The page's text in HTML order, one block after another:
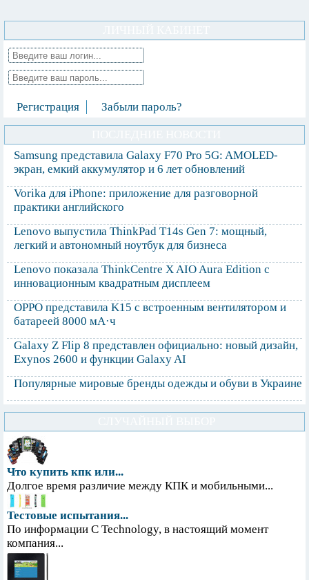
Регистрация Забыли пароль?
Samsung представила Galaxy F70 Pro 5G: AMOLED-
экран, емкий аккумулятор и 6 лет обновлений
Vorika для iPhone: приложение для разговорной
практики английского
Lenovo выпустила ThinkPad T14s Gen 7: мощный,
легкий и автономный ноутбук для бизнеса
Lenovo показала ThinkCentre X AIO Aura Edition с
инновационным квадратным дисплеем
OPPO представила K15 с встроенным вентилятором и
батареей 8000 мА·ч
Galaxy Z Flip 8 представлен официально: новый дизайн,
Exynos 2600 и функции Galaxy AI
Популярные мировые бренды одежды и обуви в Украине
Что купить кпк или...
Долгое время различие между КПК и мобильными...
Тестовые испытания...
По информации С Technology, в настоящий момент
компания...